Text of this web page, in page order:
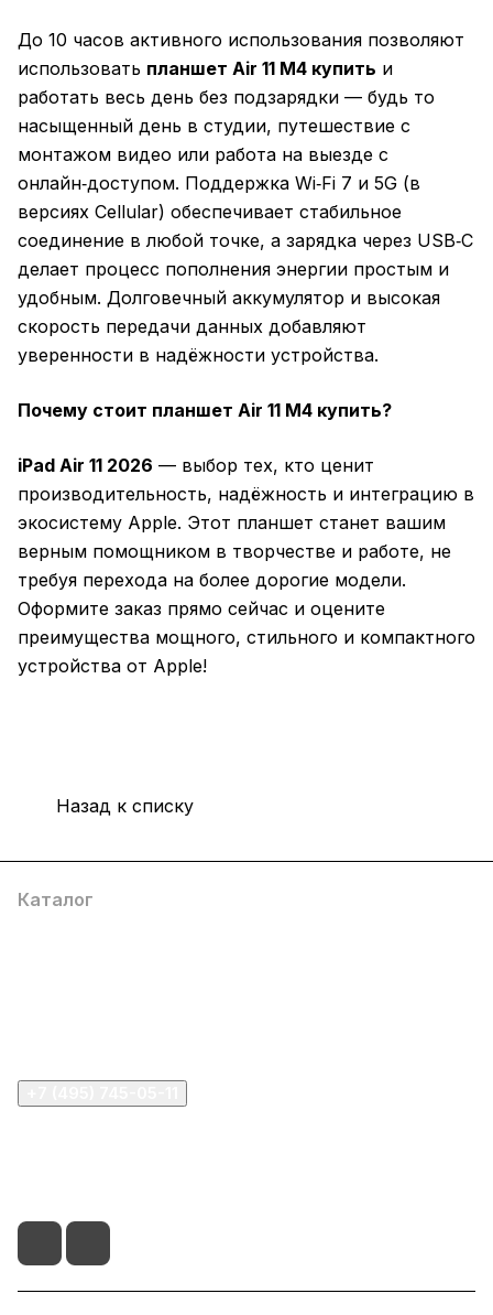
До 10 часов активного использования позволяют
использовать планшет Air 11 M4 купить и
работать весь день без подзарядки — будь то
насыщенный день в студии, путешествие с
монтажом видео или работа на выезде с
онлайн‑доступом. Поддержка Wi‑Fi 7 и 5G (в
версиях Cellular) обеспечивает стабильное
соединение в любой точке, а зарядка через USB‑C
делает процесс пополнения энергии простым и
удобным. Долговечный аккумулятор и высокая
скорость передачи данных добавляют
уверенности в надёжности устройства.
Почему стоит планшет Air 11 M4 купить?
iPad Air 11 2026 — выбор тех, кто ценит
производительность, надёжность и интеграцию в
экосистему Apple. Этот планшет станет вашим
верным помощником в творчестве и работе, не
требуя перехода на более дорогие модели.
Оформите заказ прямо сейчас и оцените
преимущества мощного, стильного и компактного
устройства от Apple!
Назад к списку
Каталог